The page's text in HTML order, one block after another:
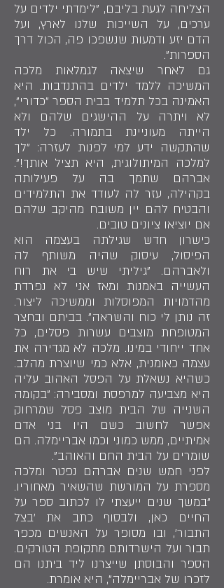
הצליחה לגעת בליבם, "לימדתי ילדים על
ערכים, על השייכות שלנו לארץ, ועל
הדם יזע ודמעות שנשפכו פה, הכול דרך
הספרות".
גם לאחר שיצאה לגמלאות מלכה
המשיכה ללמד ילדים בהתנדבות. היא
האמינה בכל תלמיד בבית הספר "כדורי",
לא ויתרה על ההישגים שלהם ולא
הייתה מעוניינת בתמורה. כל ילד
שהתקשה ידע למי לפנות לעזרה: "לך
למלכה המיתולוגית, היא תציל אותך!".
אברהם שתמך בה על פעילותה
בקהילה, עזר לה לעודד את התלמידים
והבטיח להם יין משובח מהיקב שלהם
אם יוציאו ציונים טובים.
כישרון חדש שגילתה בעצמה הוא
הפיסול, עיסוק שהיה משותף לה
ולאברהם. "גיליתי שיש בי את רוח
העשייה באמנות ומאז אני לא נפרדת
מהדמויות המפוסלות וממשיכה ליצור.
זה נותן לי כוח והשראה". בביתם ובחצר
המטופחת מוצבים עשרות פסלים, כל
אחד ייחודי במינו. מלכה לא מגדירה את
עצמה כאומנית, אלא כמי שיוצרת מהלב.
כשהיא נשאלת על הפסל האהוב עליה
היא מצביעה למרפסת ומסבירה: "בקומה
השנייה של הבית מוצב פסל שמרחוק
אפשר לחשוב כשם היו בני אדם
אמיתיים, ממש כמוני וכמו אבריימלה. הם
שומרים על הבית החם והאוהב".
לפני חמש שנים אברהם נפטר ומלכה
מספרת על המורשת שהשאיר מאחוריו.
"במשך שנים ייעצתי לו לכתוב ספר על
החיים כאן, ולבסוף כתב את 'בצל
התבור', ובו מסופר על האנשים מכפר
תבור ועל הישרדותם מתקופת הטורקים.
הספר והבוסתן שייצרנו ליד ביתנו הם
לזכרו של אבריימלה", היא אומרת.